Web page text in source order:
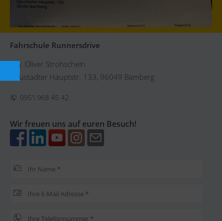
Fahrschule Runnersdrive
Inh. Oliver Strohschein
Gaustadter Hauptstr. 133, 96049 Bamberg
0951.968 45 42
Wir freuen uns auf euren Besuch!
Bitte lasse dieses Feld leer.
Bitte lasse dieses Feld leer.